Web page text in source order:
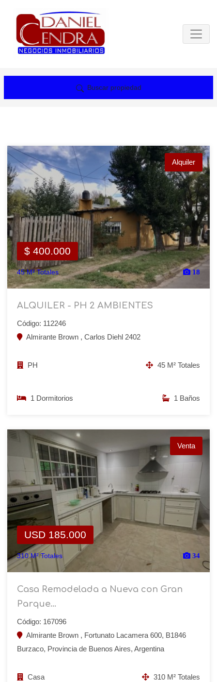
Buscar propiedad
Alquiler
$ 400.000
45 M² Totales 18
ALQUILER - PH 2 AMBIENTES
Código: 112246
Almirante Brown , Carlos Diehl 2402
PH 45 M² Totales
1 Dormitorios 1 Baños
Venta
USD 185.000
310 M² Totales 34
Casa Remodelada a Nueva con Gran
Parque...
Código: 167096
Almirante Brown , Fortunato Lacamera 600, B1846
Burzaco, Provincia de Buenos Aires, Argentina
Casa 310 M² Totales